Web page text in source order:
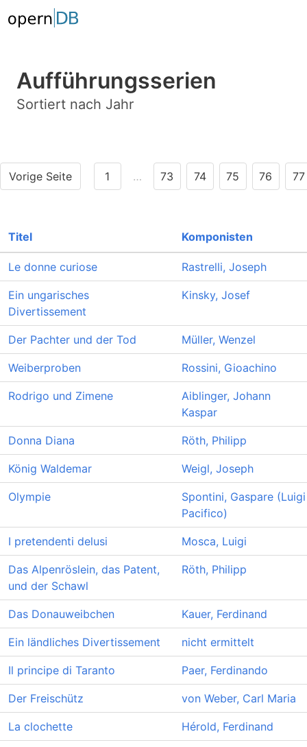
Aufführungsserien
Sortiert nach Jahr
Vorige Seite 1 … 73 74 75 76 77
Titel Komponisten
Le donne curiose Rastrelli, Joseph
Ein ungarisches
Divertissement
Kinsky, Josef
Der Pachter und der Tod Müller, Wenzel
Weiberproben Rossini, Gioachino
Rodrigo und Zimene
Aiblinger, Johann
Kaspar
Donna Diana Röth, Philipp
König Waldemar Weigl, Joseph
Olympie
Spontini, Gaspare (Luigi
Pacifico)
I pretendenti delusi Mosca, Luigi
Das Alpenröslein, das Patent,
und der Schawl
Röth, Philipp
Das Donauweibchen Kauer, Ferdinand
Ein ländliches Divertissement nicht ermittelt
Il principe di Taranto Paer, Ferdinando
Der Freischütz von Weber, Carl Maria
La clochette Hérold, Ferdinand